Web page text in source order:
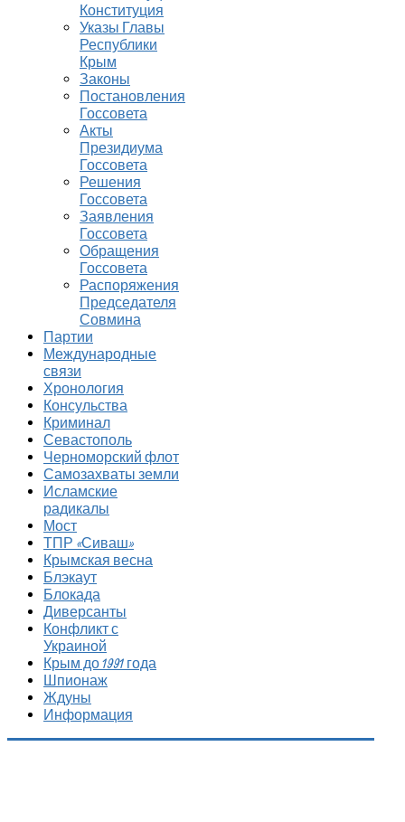
Конституция
Указы Главы
Республики
Крым
Законы
Постановления
Госсовета
Акты
Президиума
Госсовета
Решения
Госсовета
Заявления
Госсовета
Обращения
Госсовета
Распоряжения
Председателя
Совмина
Партии
Международные
связи
Хронология
Консульства
Криминал
Севастополь
Черноморский флот
Самозахваты земли
Исламские
радикалы
Мост
ТПР «Сиваш»
Крымская весна
Блэкаут
Блокада
Диверсанты
Конфликт с
Украиной
Крым до 1991 года
Шпионаж
Ждуны
Информация